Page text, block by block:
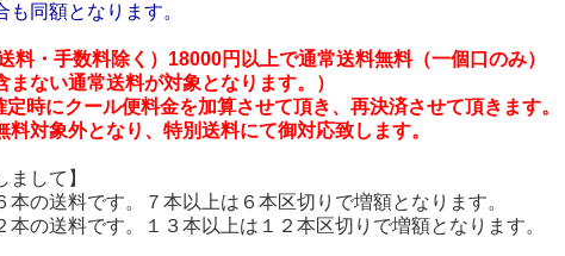
同額となります。
料・手数料除く）18000円以上で通常送料無料（一個口のみ）
まない通常送料が対象となります。）
時にクール便料金を加算させて頂き、再決済させて頂きます。
対象外となり、特別送料にて御対応致します。
まして】
本の送料です。７本以上は６本区切りで増額となります。
本の送料です。１３本以上は１２本区切りで増額となります。